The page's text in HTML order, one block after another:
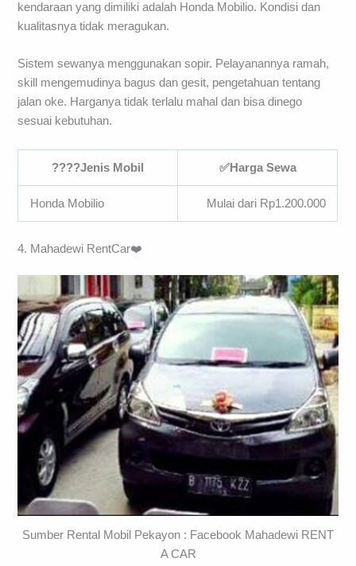
kendaraan yang dimiliki adalah Honda Mobilio. Kondisi dan
kualitasnya tidak meragukan.
Sistem sewanya menggunakan sopir. Pelayanannya ramah,
skill mengemudinya bagus dan gesit, pengetahuan tentang
jalan oke. Harganya tidak terlalu mahal dan bisa dinego
sesuai kebutuhan.
????Jenis Mobil ✅Harga Sewa
Honda Mobilio Mulai dari Rp1.200.000
4. Mahadewi RentCar❤️
Sumber Rental Mobil Pekayon : Facebook Mahadewi RENT
A CAR